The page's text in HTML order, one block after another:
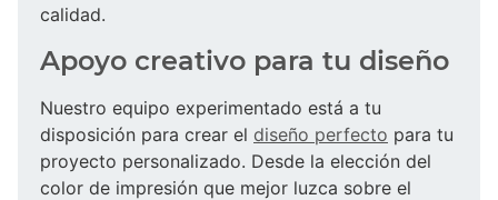
calidad.
Apoyo creativo para tu diseño
Nuestro equipo experimentado está a tu
disposición para crear el diseño perfecto para tu
proyecto personalizado. Desde la elección del
color de impresión que mejor luzca sobre el